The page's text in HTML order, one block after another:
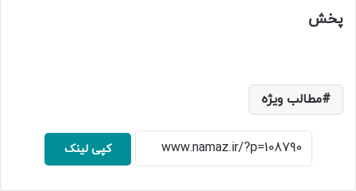
پخش
مطالب ویژه
کپی لینک